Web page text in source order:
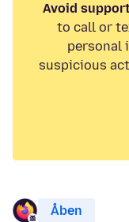
Avoid
to call or
personal
suspicious
Åben